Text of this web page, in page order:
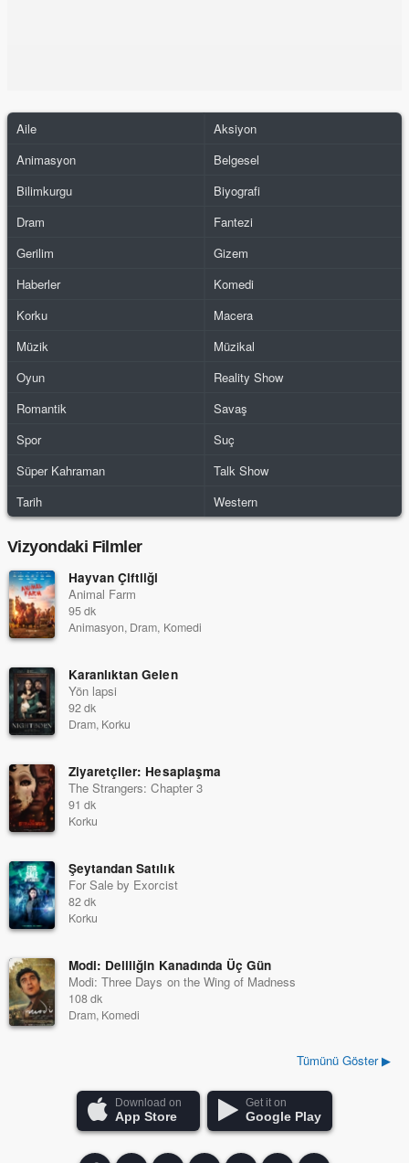
Aile
Aksiyon
Animasyon
Belgesel
Bilimkurgu
Biyografi
Dram
Fantezi
Gerilim
Gizem
Haberler
Komedi
Korku
Macera
Müzik
Müzikal
Oyun
Reality Show
Romantik
Savaş
Spor
Suç
Süper Kahraman
Talk Show
Tarih
Western
Vizyondaki Filmler
Hayvan Çiftliği
Animal Farm
95 dk
Animasyon, Dram, Komedi
Karanlıktan Gelen
Yön lapsi
92 dk
Dram, Korku
Ziyaretçiler: Hesaplaşma
The Strangers: Chapter 3
91 dk
Korku
Şeytandan Satılık
For Sale by Exorcist
82 dk
Korku
Modi: Deliliğin Kanadında Üç Gün
Modi: Three Days on the Wing of Madness
108 dk
Dram, Komedi
Tümünü Göster ▶
Download on
App Store
Get it on
Google Play